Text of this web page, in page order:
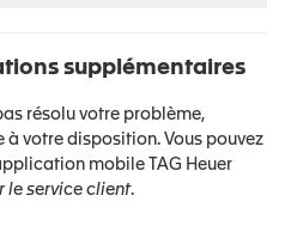
supplémentaires
résolu votre problème,
à votre disposition. Vous pouvez
mobile TAG Heuer
le service client.